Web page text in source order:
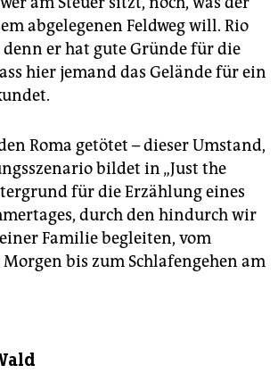
abgelegenen Feldweg will. Rio
denn er hat gute Gründe für die
hier jemand das Gelände für ein
Roma getötet – dieser Umstand,
bildet in „Just the
für die Erzählung eines
durch den hindurch wir
Familie begleiten, vom
bis zum Schlafengehen am